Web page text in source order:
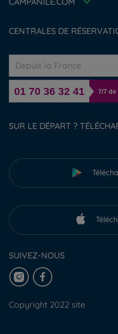
CENTRALES DE
Depuis la France
01 70 36 32 41 7/7 de
SUR LE DÉPART ?
SUIVEZ-NOUS
Copyright 2022 site